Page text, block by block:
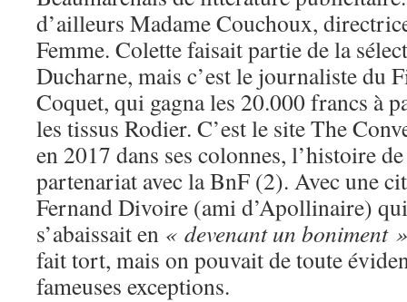
d’ailleurs Madame Couchoux,
Femme. Colette faisait partie de la
Ducharne, mais c’est le journaliste du
Coquet, qui gagna les 20.000 francs à
les tissus Rodier. C’est le site The
en 2017 dans ses colonnes, l’histoire
partenariat avec la BnF (2). Avec une
Fernand Divoire (ami d’Apollinaire)
s’abaissait en « devenant un boniment »
fait tort, mais on pouvait de toute
fameuses exceptions.